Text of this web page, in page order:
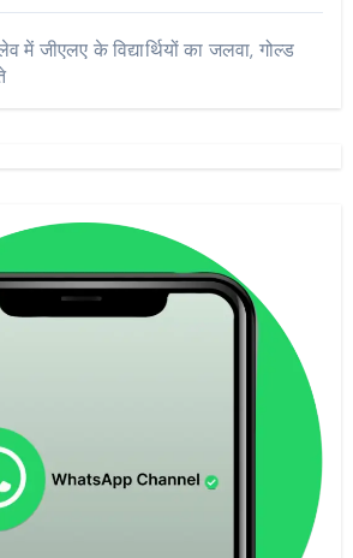
में जीएलए के विद्यार्थियों का जलवा, गोल्ड